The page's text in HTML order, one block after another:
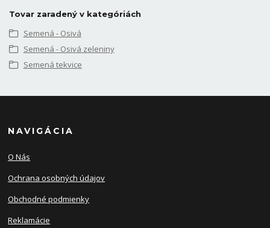
Tovar zaradený v kategóriách
Semená - Osivá
Semená - Osivá zeleniny
Semená tekvice
NAVIGÁCIA
O Nás
Ochrana osobných údajov
Obchodné podmienky
Reklamácie